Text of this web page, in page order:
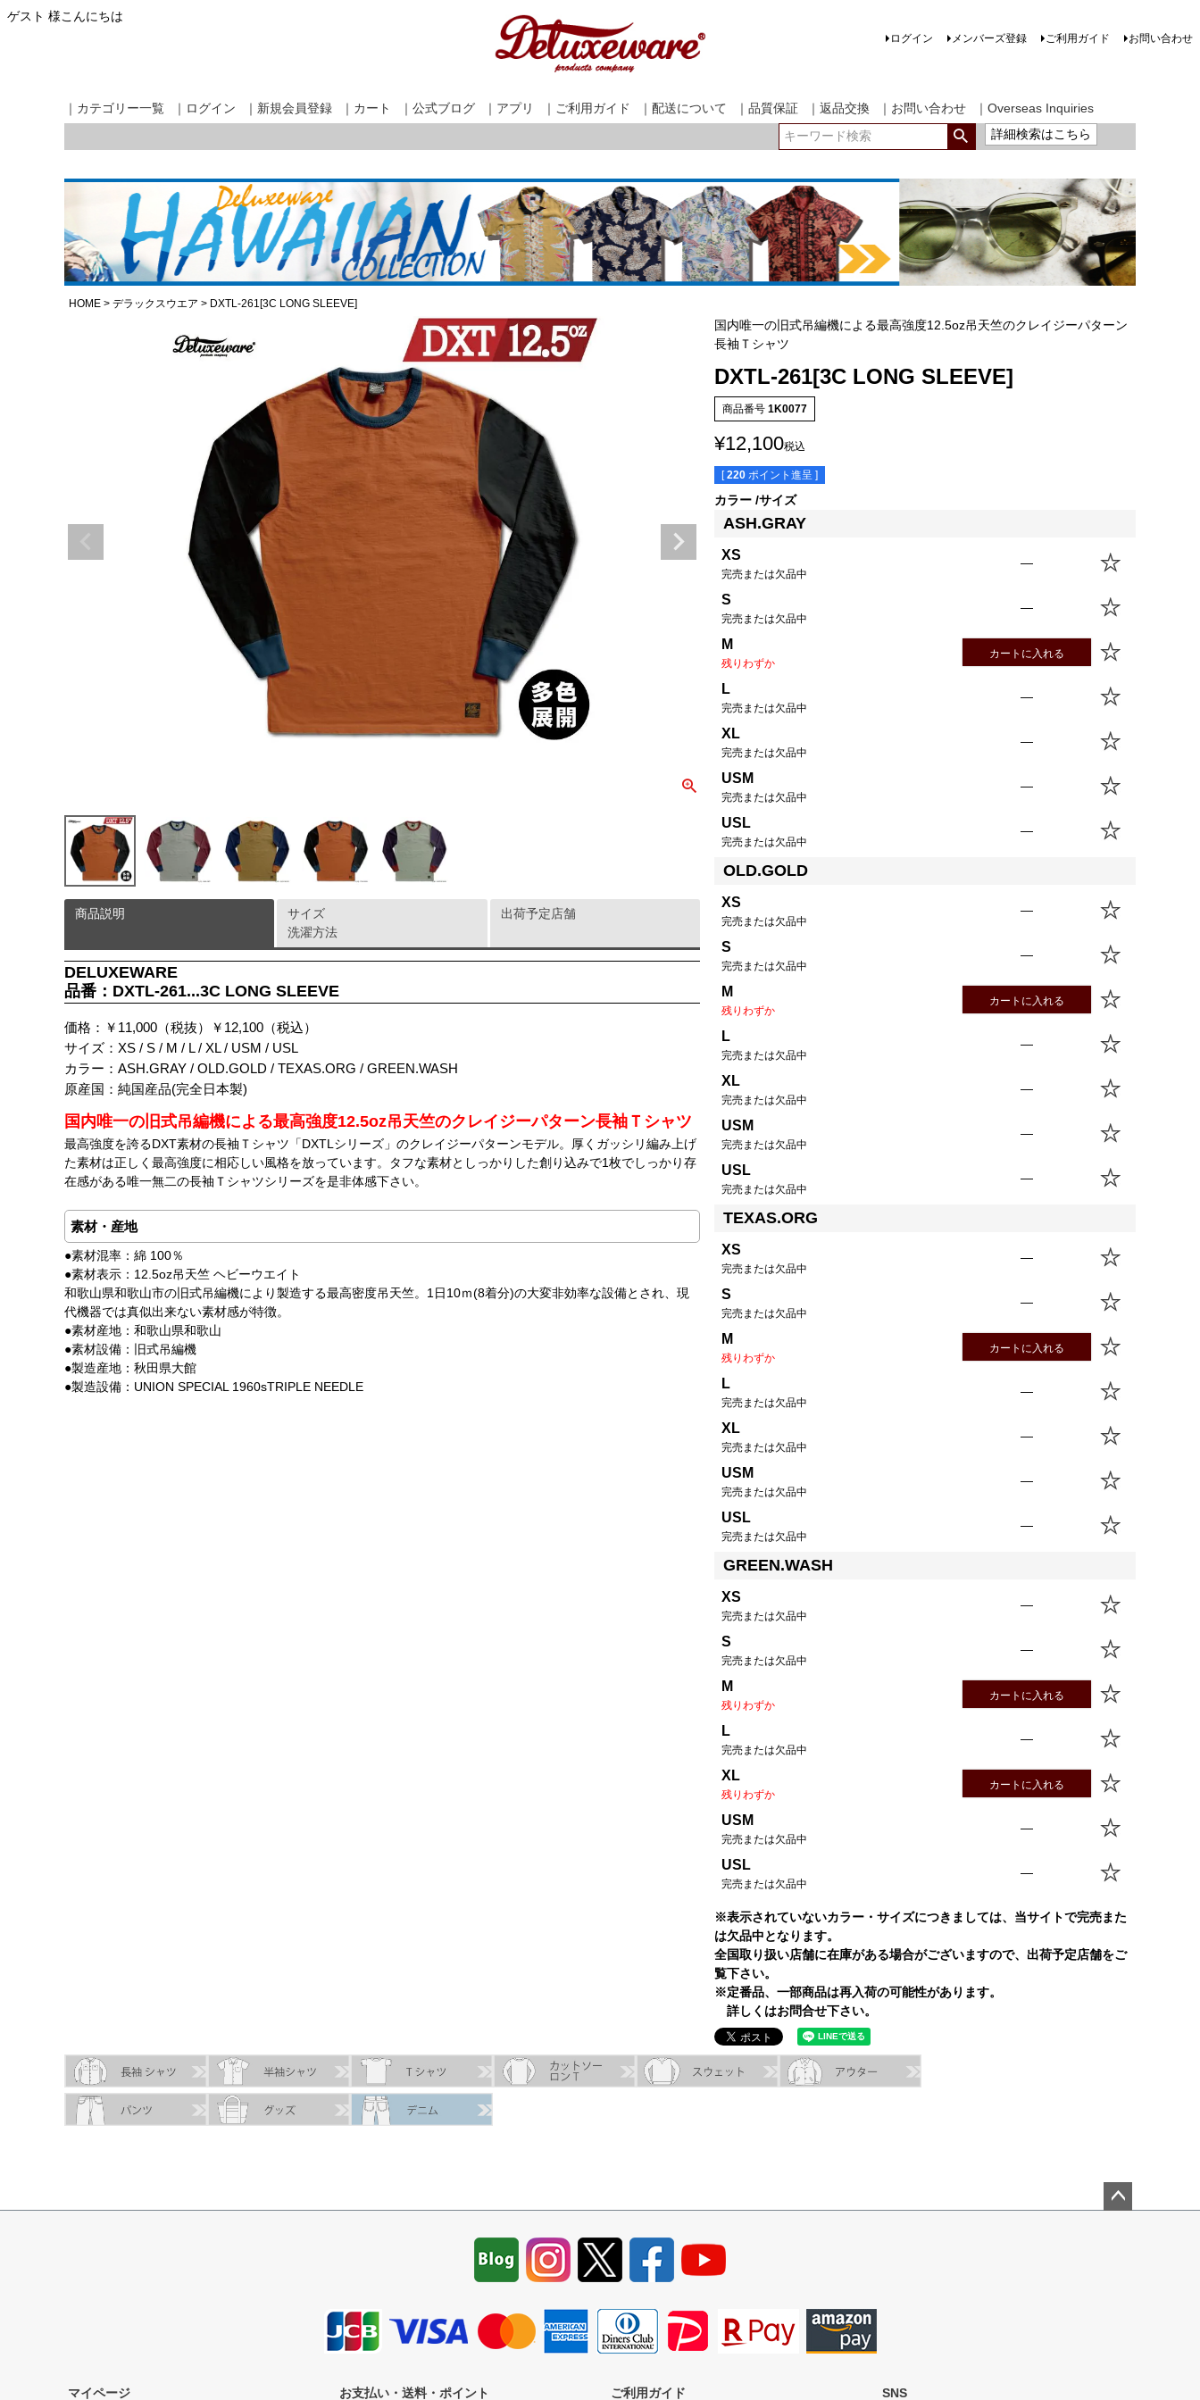
ゲスト 様こんにちは
ログイン メンバーズ登録 ご利用ガイド お問い合わせ
｜カテゴリー一覧 ｜ログイン ｜新規会員登録 ｜カート ｜公式ブログ ｜アプリ ｜ご利用ガイド ｜配送について ｜品質保証 ｜返品交換 ｜お問い合わせ
｜Overseas Inquiries
詳細検索はこちら
HOME デラックスウエア DXTL-261[3C LONG SLEEVE]
商品説明
DELUXEWARE
品番：DXTL-261...3C LONG SLEEVE
価格：￥11,000（税抜）￥12,100（税込）
サイズ：XS / S / M / L / XL / USM / USL
カラー：ASH.GRAY / OLD.GOLD / TEXAS.ORG / GREEN.WASH
原産国：純国産品(完全日本製)
国内唯一の旧式吊編機による最高強度12.5oz吊天竺のクレイジーパターン長袖Ｔシャツ
最高強度を誇るDXT素材の長袖Ｔシャツ「DXTLシリーズ」のクレイジーパターンモデル。厚くガッシリ編み上げ
た素材は正しく最高強度に相応しい風格を放っています。タフな素材としっかりした創り込みで1枚でしっかり存
在感がある唯一無二の長袖Ｔシャツシリーズを是非体感下さい。
素材・産地
●素材混率：綿 100％
●素材表示：12.5oz吊天竺 ヘビーウエイト
和歌山県和歌山市の旧式吊編機により製造する最高密度吊天竺。1日10ｍ(8着分)の大変非効率な設備とされ、現
代機器では真似出来ない素材感が特徴。
●素材産地：和歌山県和歌山
●素材設備：旧式吊編機
●製造産地：秋田県大館
●製造設備：UNION SPECIAL 1960sTRIPLE NEEDLE
サイズ
洗濯方法
出荷予定店舗
国内唯一の旧式吊編機による最高強度12.5oz吊天竺のクレイジーパターン
長袖Ｔシャツ
DXTL-261[3C LONG SLEEVE]
商品番号 1K0077
¥12,100税込
[ 220 ポイント進呈 ]
カラー サイズ
ASH.GRAY
XS
完売または欠品中
—
S
完売または欠品中
—
M
残りわずか
カートに入れる
L
完売または欠品中
—
XL
完売または欠品中
—
USM
完売または欠品中
—
USL
完売または欠品中
—
OLD.GOLD
XS
完売または欠品中
—
S
完売または欠品中
—
M
残りわずか
カートに入れる
L
完売または欠品中
—
XL
完売または欠品中
—
USM
完売または欠品中
—
USL
完売または欠品中
—
TEXAS.ORG
XS
完売または欠品中
—
S
完売または欠品中
—
M
残りわずか
カートに入れる
L
完売または欠品中
—
XL
完売または欠品中
—
USM
完売または欠品中
—
USL
完売または欠品中
—
GREEN.WASH
XS
完売または欠品中
—
S
完売または欠品中
—
M
残りわずか
カートに入れる
L
完売または欠品中
—
XL
残りわずか
カートに入れる
USM
完売または欠品中
—
USL
完売または欠品中
—
※表示されていないカラー・サイズにつきましては、当サイトで完売また
は欠品中となります。
全国取り扱い店舗に在庫がある場合がございますので、出荷予定店舗をご
覧下さい。
※定番品、一部商品は再入荷の可能性があります。
詳しくはお問合せ下さい。
マイページ お支払い・送料・ポイント ご利用ガイド SNS